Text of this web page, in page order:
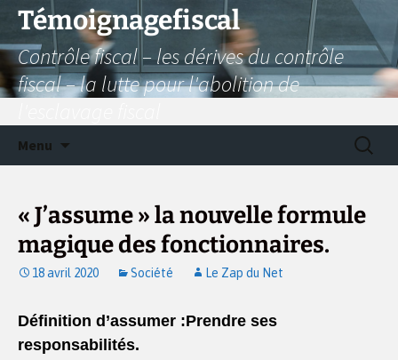
Aller
contenu
Témoignagefiscal
Contrôle fiscal – les dérives du contrôle
fiscal – la lutte pour l'abolition de
Menu
« J’assume » la nouvelle formule
magique des fonctionnaires.
18 avril 2020 Société Le Zap du Net
Définition d’assumer :Prendre ses
responsabilités.